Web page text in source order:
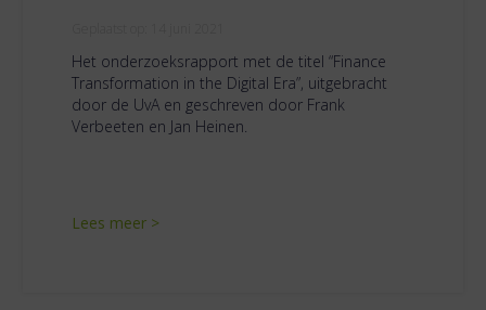
Het onderzoeksrapport met de titel “Finance
Transformation in the Digital Era”, uitgebracht
door de UvA en geschreven door Frank
Verbeeten en Jan Heinen.
Lees meer >